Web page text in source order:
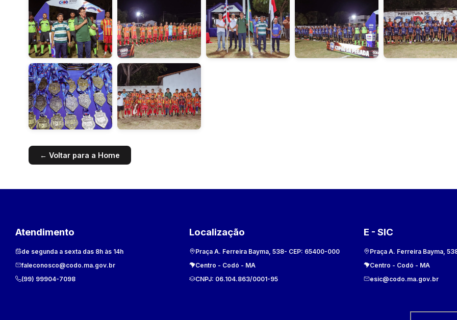
← Voltar para a Home
Atendimento
de segunda a sexta das 8h às 14h
faleconosco@codo.ma.gov.br
(99) 99904-7098
Localização
Praça A. Ferreira Bayma, 538- CEP: 65400-000
Centro - Codó - MA
CNPJ: 06.104.863/0001-95
E - SIC
Praça A. Ferreira Bayma,
Centro - Codó - MA
esic@codo.ma.gov.br